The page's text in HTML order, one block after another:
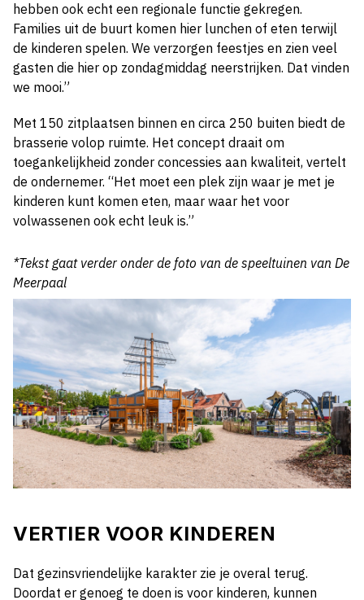
hebben ook echt een regionale functie gekregen.
Families uit de buurt komen hier lunchen of eten terwijl
de kinderen spelen. We verzorgen feestjes en zien veel
gasten die hier op zondagmiddag neerstrijken. Dat vinden
we mooi.”
Met 150 zitplaatsen binnen en circa 250 buiten biedt de
brasserie volop ruimte. Het concept draait om
toegankelijkheid zonder concessies aan kwaliteit, vertelt
de ondernemer. “Het moet een plek zijn waar je met je
kinderen kunt komen eten, maar waar het voor
volwassenen ook echt leuk is.”
*Tekst gaat verder onder de foto van de speeltuinen van De
Meerpaal
VERTIER VOOR KINDEREN
Dat gezinsvriendelijke karakter zie je overal terug.
Doordat er genoeg te doen is voor kinderen, kunnen